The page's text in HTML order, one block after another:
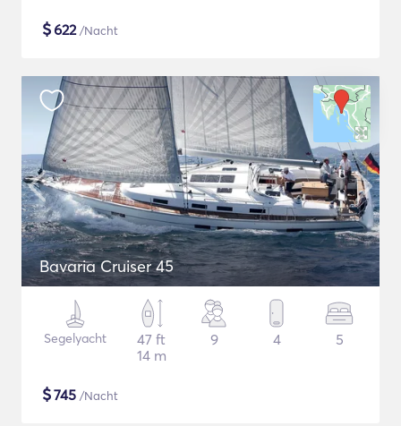
$622/Nacht
Bavaria Cruiser 45
Segelyacht
47 ft
14 m
9 4 5
$745 /Nacht